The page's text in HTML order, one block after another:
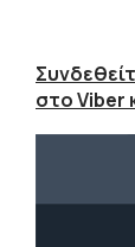
στο Viber